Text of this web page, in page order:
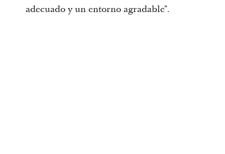
adecuado y un entorno agradable".